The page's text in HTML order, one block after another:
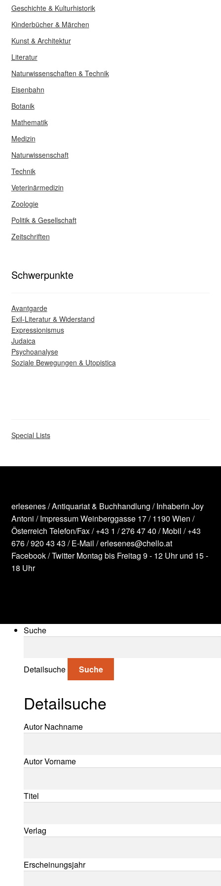
Geschichte & Kulturhistorik
Kinderbücher & Märchen
Kunst & Architektur
Literatur
Naturwissenschaften & Technik
Eisenbahn
Botanik
Mathematik
Medizin
Naturwissenschaft
Technik
Veterinärmedizin
Zoologie
Politik & Gesellschaft
Zeitschriften
Schwerpunkte
Avantgarde
Exil-Literatur & Widerstand
Expressionismus
Judaica
Psychoanalyse
Soziale Bewegungen & Utopistica
Special Lists
erlesenes / Antiquariat & Buchhandlung / Inhaberin Joy
Antoni /ImpressumWeinberggasse 17 / 1190 Wien /
Österreich Telefon/Fax /+43 1 / 276 47 40 / Mobil /+43
676 / 920 43 43 / E-Mail /erlesenes@chello.at
Facebook/Twitter Montag bis Freitag 9 - 12 Uhr und 15 -
18 Uhr
Suche
Detailsuche Suche
Detailsuche
Suche nach:
Autor Nachname
Autor Vorname
Titel
Verlag
Erscheinungsjahr